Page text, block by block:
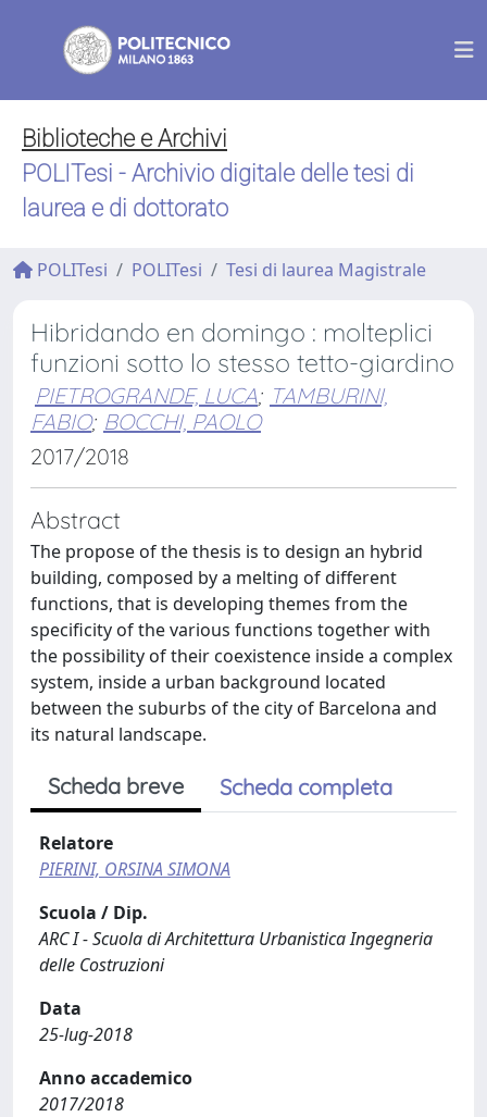
Biblioteche e Archivi
POLITesi - Archivio digitale delle tesi di
laurea e di dottorato
POLITesi POLITesi Tesi di laurea Magistrale
Hibridando en domingo : molteplici
funzioni sotto lo stesso tetto-giardino
PIETROGRANDE, LUCA; TAMBURINI,
FABIO; BOCCHI, PAOLO
2017/2018
Abstract
The propose of the thesis is to design an hybrid
building, composed by a melting of different
functions, that is developing themes from the
specificity of the various functions together with
the possibility of their coexistence inside a complex
system, inside a urban background located
between the suburbs of the city of Barcelona and
its natural landscape.
Scheda breve Scheda completa
Relatore
PIERINI, ORSINA SIMONA
Scuola / Dip.
ARC I - Scuola di Architettura Urbanistica Ingegneria
delle Costruzioni
Data
25-lug-2018
Anno accademico
2017/2018